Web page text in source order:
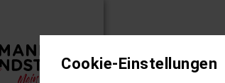
Busreisen
Cookie-Einstellungen